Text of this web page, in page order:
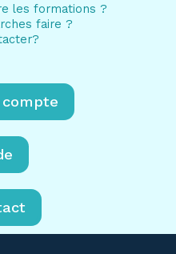
les formations ?
faire ?
compte